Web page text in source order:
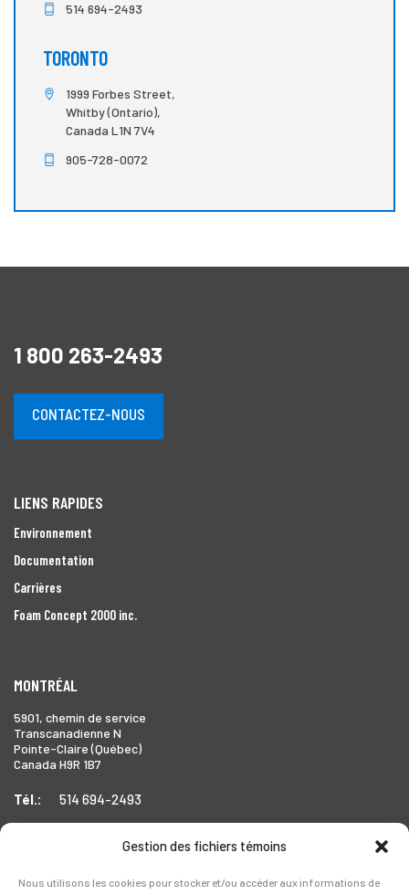
Gestion des fichiers témoins
Nous utilisons les cookies pour stocker et/ou accéder aux informations de
514 694-2493
TORONTO
1999 Forbes Street,
Whitby (Ontario),
Canada L1N 7V4
905-728-0072
1 800 263-2493
CONTACTEZ-NOUS
LIENS RAPIDES
Environnement
Documentation
Carrières
Foam Concept 2000 inc.
MONTRÉAL
5901, chemin de service
Transcanadienne N
Pointe-Claire (Québec)
Canada H9R 1B7
Tél.: 514 694-2493